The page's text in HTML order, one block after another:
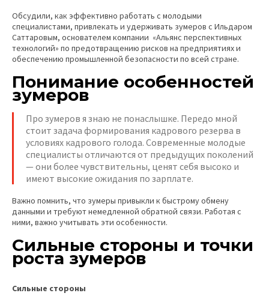
Обсудили, как эффективно работать с молодыми
специалистами, привлекать и удерживать зумеров с Ильдаром
Саттаровым, основателем компании «Альянс перспективных
технологий» по предотвращению рисков на предприятиях и
обеспечению промышленной безопасности по всей стране.
Понимание особенностей
зумеров
Про зумеров я знаю не понаслышке. Передо мной
стоит задача формирования кадрового резерва в
условиях кадрового голода. Современные молодые
специалисты отличаются от предыдущих поколений
— они более чувствительны, ценят себя высоко и
имеют высокие ожидания по зарплате.
Важно помнить, что зумеры привыкли к быстрому обмену
данными и требуют немедленной обратной связи. Работая с
ними, важно учитывать эти особенности.
Сильные стороны и точки
роста зумеров
Сильные стороны